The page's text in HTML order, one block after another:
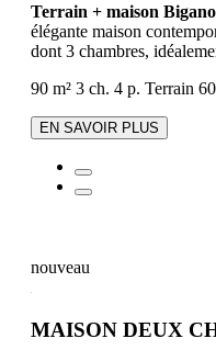
Terrain + maison
élégante maison
dont 3 chambres,
90 m² 3 ch. 4 p. Terrain
EN SAVOIR PLUS
nouveau
MAISON DEUX